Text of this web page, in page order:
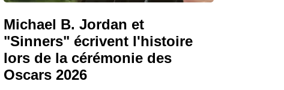
Michael B. Jordan et
"Sinners" écrivent l'histoire
lors de la cérémonie des
Oscars 2026